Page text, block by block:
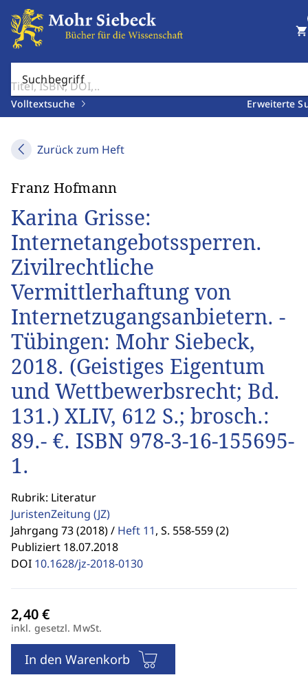
Suchbegriff
Volltextsuche Erweiterte
shopping_cart
Zurück zum Heft
Franz Hofmann
Karina Grisse:
Internetangebotssperren.
Zivilrechtliche
Vermittlerhaftung von
Internetzugangsanbietern. -
Tübingen: Mohr Siebeck,
2018. (Geistiges Eigentum
und Wettbewerbsrecht; Bd.
131.) XLIV, 612 S.; brosch.:
89.- €. ISBN 978-3-16-155695-
1.
Rubrik: Literatur
JuristenZeitung (JZ)
Jahrgang 73 (2018) / Heft 11, S. 558-559 (2)
Publiziert 18.07.2018
DOI 10.1628/jz-2018-0130
inkl. gesetzl. MwSt.
In den Warenkorb